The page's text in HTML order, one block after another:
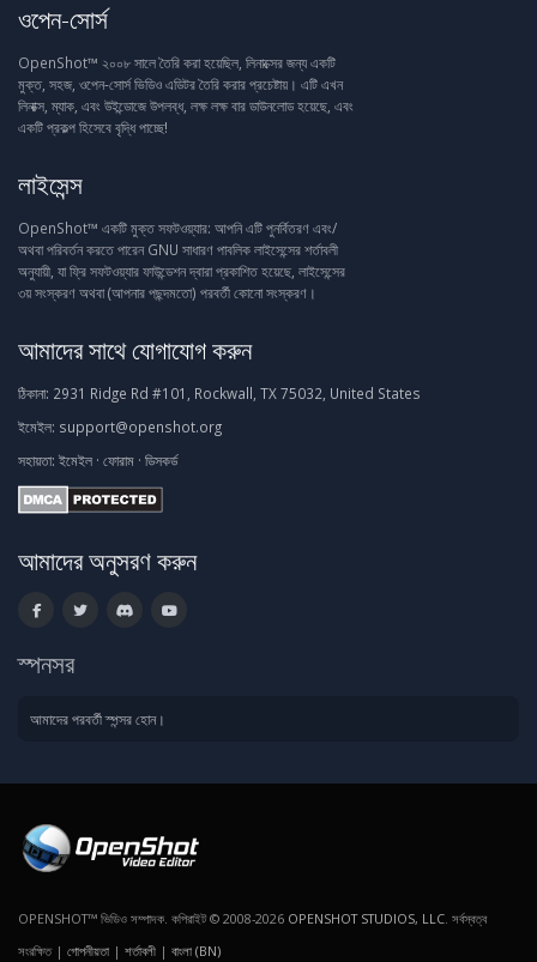
ওপেন-সোর্স
OpenShot™ ২০০৮ সালে তৈরি করা হয়েছিল, লিনাক্সের জন্য একটি
মুক্ত, সহজ, ওপেন-সোর্স ভিডিও এডিটর তৈরি করার প্রচেষ্টায়। এটি এখন
লিনাক্স, ম্যাক, এবং উইন্ডোজে উপলব্ধ, লক্ষ লক্ষ বার ডাউনলোড হয়েছে, এবং
একটি প্রকল্প হিসেবে বৃদ্ধি পাচ্ছে!
লাইসেন্স
OpenShot™ একটি মুক্ত সফটওয়্যার: আপনি এটি পুনর্বিতরণ এবং/
অথবা পরিবর্তন করতে পারেন GNU সাধারণ পাবলিক লাইসেন্সের শর্তাবলী
অনুযায়ী, যা ফ্রি সফটওয়্যার ফাউন্ডেশন দ্বারা প্রকাশিত হয়েছে, লাইসেন্সের
৩য় সংস্করণ অথবা (আপনার পছন্দমতো) পরবর্তী কোনো সংস্করণ।
আমাদের সাথে যোগাযোগ করুন
ঠিকানা: 2931 Ridge Rd #101, Rockwall, TX 75032, United States
ইমেইল: support@openshot.org
সহায়তা: ইমেইল · ফোরাম · ডিসকর্ড
আমাদের অনুসরণ করুন
স্পনসর
আমাদের পরবর্তী স্পন্সর হোন।
OPENSHOT™ ভিডিও সম্পাদক. কপিরাইট © 2008-2026 OPENSHOT STUDIOS, LLC . সর্বস্বত্ব
সংরক্ষিত | গোপনীয়তা | শর্তাবলী | বাংলা (BN)